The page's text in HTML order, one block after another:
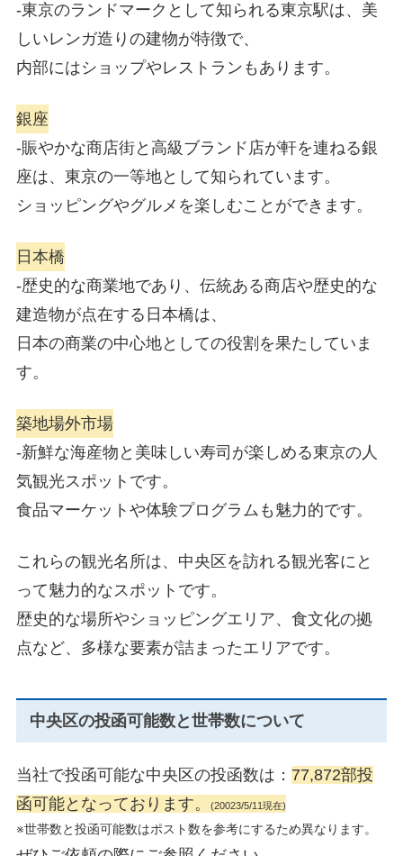
-東京のランドマークとして知られる東京駅は、美
しいレンガ造りの建物が特徴で、
内部にはショップやレストランもあります。
銀座
-賑やかな商店街と高級ブランド店が軒を連ねる銀
座は、東京の一等地として知られています。
ショッピングやグルメを楽しむことができます。
日本橋
-歴史的な商業地であり、伝統ある商店や歴史的な
建造物が点在する日本橋は、
日本の商業の中心地としての役割を果たしていま
す。
築地場外市場
-新鮮な海産物と美味しい寿司が楽しめる東京の人
気観光スポットです。
食品マーケットや体験プログラムも魅力的です。
これらの観光名所は、中央区を訪れる観光客にと
って魅力的なスポットです。
歴史的な場所やショッピングエリア、食文化の拠
点など、多様な要素が詰まったエリアです。
中央区の投函可能数と世帯数について
当社で投函可能な中央区の投函数は： 77,872部投
函可能となっております。
(20023/5/11現在)
※世帯数と投函可能数はポスト数を参考にするため異なります。